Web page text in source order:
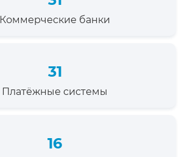
Коммерческие банки
31
Платёжные системы
16